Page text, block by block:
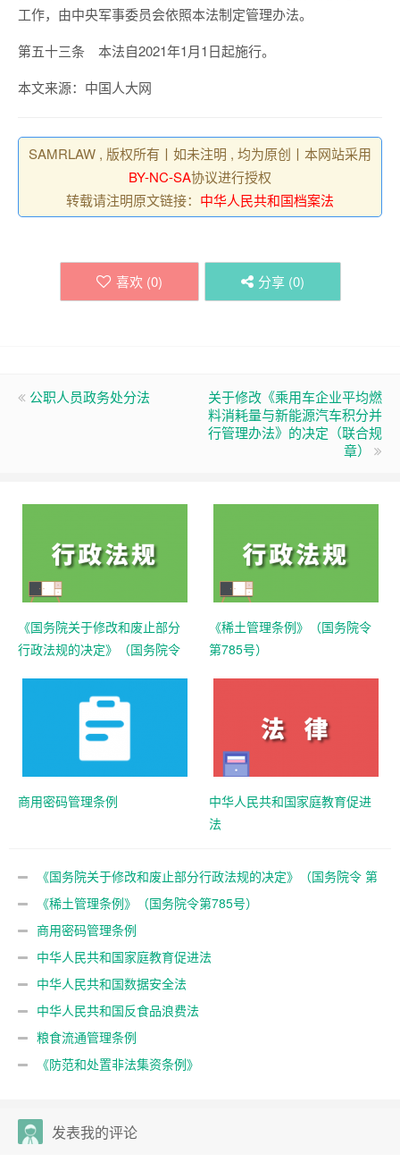
工作，由中央军事委员会依照本法制定管理办法。
第五十三条 本法自2021年1月1日起施行。
本文来源：中国人大网
SAMRLAW , 版权所有丨如未注明 , 均为原创丨本网站采用
BY-NC-SA协议进行授权
转载请注明原文链接： 中华人民共和国档案法
喜欢 (0) 分享 (0)
公职人员政务处分法
关于修改《乘用车企业平均燃
料消耗量与新能源汽车积分并
行管理办法》的决定（联合规
章）
《国务院关于修改和废止部分
行政法规的决定》（国务院令
《稀土管理条例》（国务院令
第785号）
商用密码管理条例
中华人民共和国家庭教育促进
法
《国务院关于修改和废止部分行政法规的决定》（国务院令 第
797号）《稀土管理条例》（国务院令第785号）
商用密码管理条例
中华人民共和国家庭教育促进法
中华人民共和国数据安全法
中华人民共和国反食品浪费法
粮食流通管理条例
《防范和处置非法集资条例》
发表我的评论